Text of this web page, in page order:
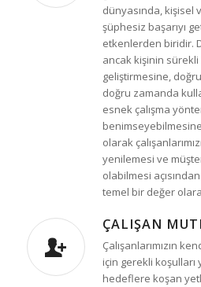
dünyasında, kişisel
şüphesiz başarıyı
etkenlerden biridir.
ancak kişinin
geliştirmesine,
doğru zamanda
esnek çalışma
olarak
yenilemesi ve
olabilmesi
temel bir değer
ÇALIŞAN
Çalışanlarımızın
için gerekli
hedeflere koşan